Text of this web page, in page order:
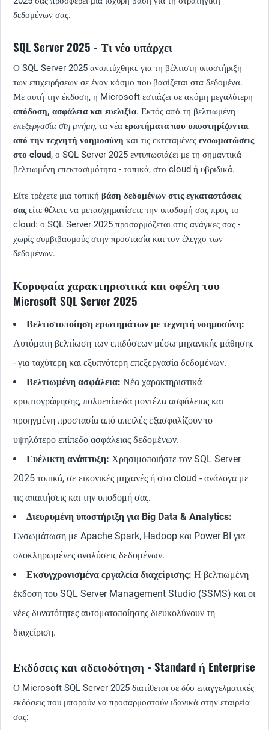
δεδομένων σας.
SQL Server 2025 - Τι νέο υπάρχει
Ο SQL Server 2025 αναπτύχθηκε για τη βέλτιστη υποστήριξη
των επιχειρήσεων σε έναν κόσμο που βασίζεται στα δεδομένα.
Με αυτή την έκδοση, η Microsoft εστιάζει σε ακόμη μεγαλύτερη
απόδοση, ασφάλεια και ευελιξία. Εκτός από τη βελτιωμένη
επεξεργασία στη μνήμη, τα νέα ερωτήματα που υποστηρίζονται
από την τεχνητή νοημοσύνη και τις εκτεταμένες ενσωματώσεις
στο cloud, ο SQL Server 2025 εντυπωσιάζει με τη σημαντικά
βελτιωμένη επεκτασιμότητα - τοπικά, στο cloud ή υβριδικά.
Είτε τρέχετε μια τοπική βάση δεδομένων στις εγκαταστάσεις
σαςείτε θέλετε να μετασχηματίσετε την υποδομή σας προς το
cloud: ο SQL Server 2025 προσαρμόζεται στις ανάγκες σας -
χωρίς συμβιβασμούς στην προστασία και τον έλεγχο των
δεδομένων.
Κορυφαία χαρακτηριστικά και οφέλη του
Microsoft SQL Server 2025
Βελτιστοποίηση ερωτημάτων με τεχνητή νοημοσύνη:
Αυτόματη βελτίωση των επιδόσεων μέσω μηχανικής μάθησης
- για ταχύτερη και εξυπνότερη επεξεργασία δεδομένων.
Βελτιωμένη ασφάλεια: Νέα χαρακτηριστικά
κρυπτογράφησης, πολυεπίπεδα μοντέλα ασφάλειας και
προηγμένη προστασία από απειλές εξασφαλίζουν το
υψηλότερο επίπεδο ασφάλειας δεδομένων.
Ευέλικτη ανάπτυξη: Χρησιμοποιήστε τον SQL Server
2025 τοπικά, σε εικονικές μηχανές ή στο cloud - ανάλογα με
τις απαιτήσεις και την υποδομή σας.
Διευρυμένη υποστήριξη για Big Data & Analytics:
Ενσωμάτωση με Apache Spark, Hadoop και Power BI για
ολοκληρωμένες αναλύσεις δεδομένων.
Εκσυγχρονισμένα εργαλεία διαχείρισης: Η βελτιωμένη
έκδοση του SQL Server Management Studio (SSMS) και οι
νέες δυνατότητες αυτοματοποίησης διευκολύνουν τη
διαχείριση.
Εκδόσεις και αδειοδότηση - Standard ή Enterprise
Ο Microsoft SQL Server 2025 διατίθεται σε δύο επαγγελματικές
εκδόσεις που μπορούν να προσαρμοστούν ιδανικά στην εταιρεία
σας: